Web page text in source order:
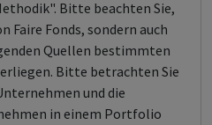
Bitte beachten Sie,
Faire Fonds, sondern auch
Quellen bestimmten
Bitte betrachten Sie
und die
in einem Portfolio